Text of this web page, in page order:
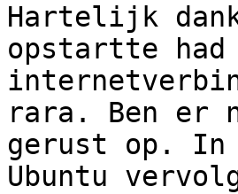
Hartelijk
opstartte
rara. Ben er
gerust op. In
Ubuntu